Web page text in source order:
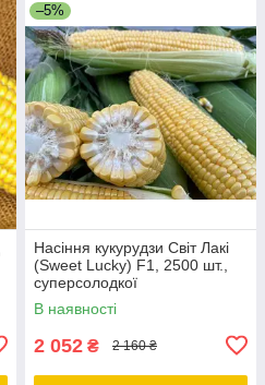
–5%
Насіння кукурудзи Світ Лакі
(Sweet Lucky) F1, 2500 шт.,
суперсолодкої
В наявності
2 052 ₴ 2 160 ₴